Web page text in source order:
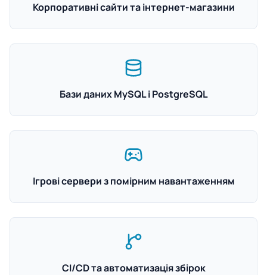
Корпоративні сайти та інтернет-магазини
Бази даних MySQL і PostgreSQL
Ігрові сервери з помірним навантаженням
CI/CD та автоматизація збірок